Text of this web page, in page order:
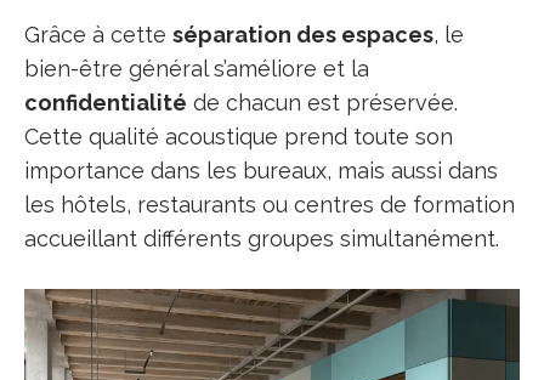
Grâce à cette séparation des espaces, le
bien-être général s’améliore et la
confidentialité de chacun est préservée.
Cette qualité acoustique prend toute son
importance dans les bureaux, mais aussi dans
les hôtels, restaurants ou centres de formation
accueillant différents groupes simultanément.